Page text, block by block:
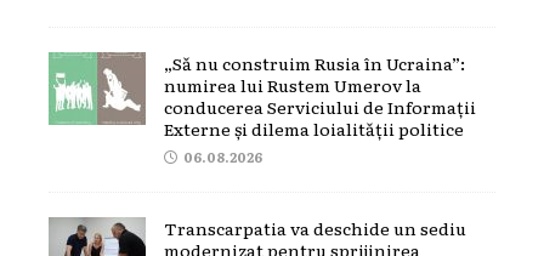
„Să nu construim Rusia în Ucraina”:
numirea lui Rustem Umerov la
conducerea Serviciului de Informații
Externe și dilema loialității politice
06.08.2026
Transcarpatia va deschide un sediu
modernizat pentru sprijinirea